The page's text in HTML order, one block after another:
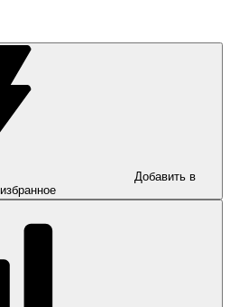
Добавить в
избранное